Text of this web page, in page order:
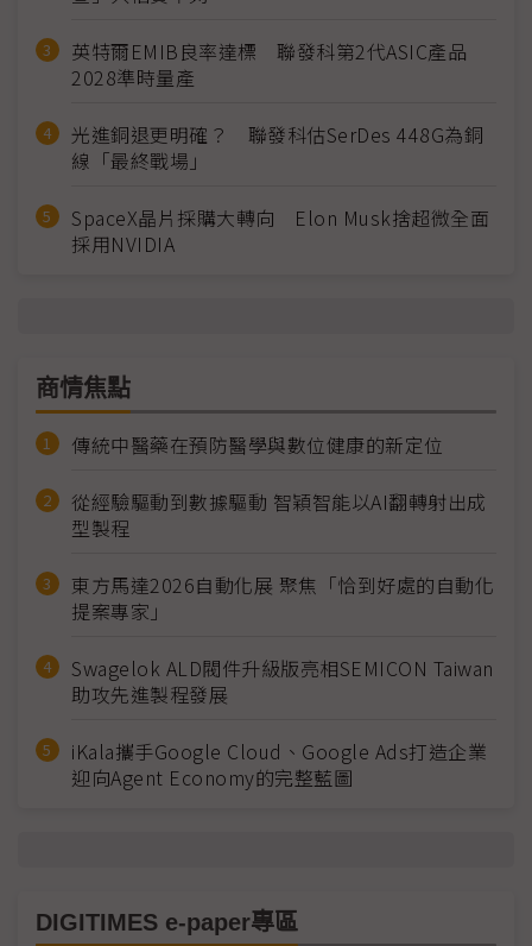
英特爾EMIB良率達標 聯發科第2代ASIC產品
2028準時量產
光進銅退更明確？ 聯發科估SerDes 448G為銅
線「最終戰場」
SpaceX晶片採購大轉向 Elon Musk捨超微全面
採用NVIDIA
商情焦點
傳統中醫藥在預防醫學與數位健康的新定位
從經驗驅動到數據驅動 智穎智能以AI翻轉射出成
型製程
東方馬達2026自動化展 聚焦「恰到好處的自動化
提案專家」
Swagelok ALD閥件升級版亮相SEMICON Taiwan
助攻先進製程發展
iKala攜手Google Cloud、Google Ads打造企業
迎向Agent Economy的完整藍圖
DIGITIMES e-paper專區